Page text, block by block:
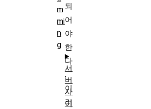
되
어
야
한
다
.
이
러
m
mi
n
g
서
버
사
이